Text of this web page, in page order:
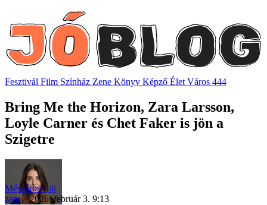
Fesztivál Film Színház Zene Könyv Képző Élet Város 444
Bring Me the Horizon, Zara Larsson,
Loyle Carner és Chet Faker is jön a
Szigetre
Mészáros Juli
zene
2026. február 3. 9:13